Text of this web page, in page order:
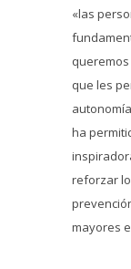
«las
que les
ha
reforzar
mayores